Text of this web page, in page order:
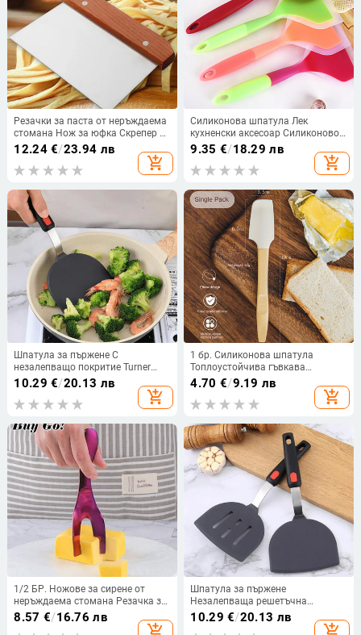
Резачки за паста от неръждаема
стомана Нож за юфка Скрепер за
тесто за печене Скрепер за торта
с аксесоари за печене Форма за
бисквити
12.24€/23.94 лв
add_shopping_cart
Силиконова шпатула Лек
кухненски аксесоар Силиконово
говеждо месо Яйце Кухненски
широк скрепер Лопата за пица
Шпатула за печене Инструмент
9.35 €/18.29 лв
add_shopping_cart
Шпатула за пържене С
незалепващо покритие Turner
Кухненски прибори Turner
шпатула Лопата Силиконова
шпатула за пържоли от
10.29 €/20.13 лв
add_shopping_cart
1 бр. Силиконова шпатула
Топлоустойчива гъвкава
шпатула Смесител за масло с
дълга дръжка Хранителна гумена
шпатула за торта Кухненски
4.70 €/9.19 лв
add_shopping_cart
1/2 БР. Ножове за сирене от
неръждаема стомана Резачка за
масло Инструменти за тесто за
сирене Шпатула за торта
8.57 €/16.76 лв
add_shopping_cart
Шпатула за пържене
Незалепваща решетъчна
шпатула Turner Кухненски
прибори Turner шпатула Лопата
10.29 €/20.13 лв
add_shopping_cart